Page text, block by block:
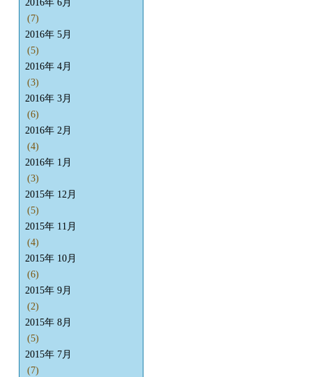
2016年 6月
(7)
2016年 5月
(5)
2016年 4月
(3)
2016年 3月
(6)
2016年 2月
(4)
2016年 1月
(3)
2015年 12月
(5)
2015年 11月
(4)
2015年 10月
(6)
2015年 9月
(2)
2015年 8月
(5)
2015年 7月
(7)